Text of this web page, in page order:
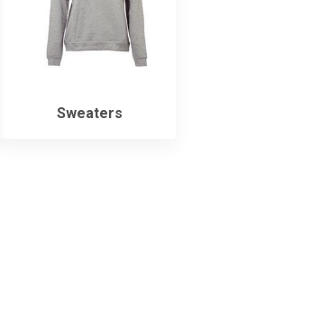
Sweaters